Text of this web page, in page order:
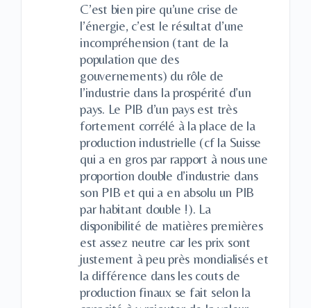
C’est bien pire qu’une crise de
l’énergie, c’est le résultat d’une
incompréhension (tant de la
population que des
gouvernements) du rôle de
l’industrie dans la prospérité d’un
pays. Le PIB d’un pays est très
fortement corrélé à la place de la
production industrielle (cf la Suisse
qui a en gros par rapport à nous une
proportion double d’industrie dans
son PIB et qui a en absolu un PIB
par habitant double !). La
disponibilité de matières premières
est assez neutre car les prix sont
justement à peu près mondialisés et
la différence dans les couts de
production finaux se fait selon la